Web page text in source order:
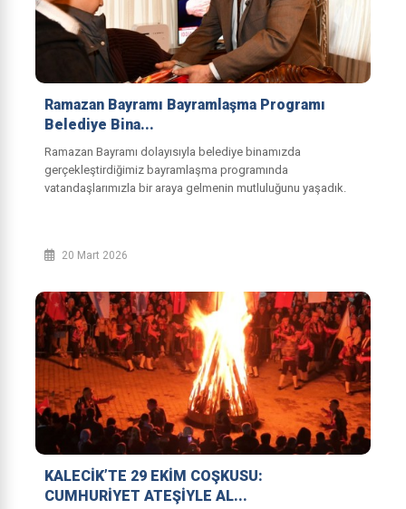
Ramazan Bayramı Bayramlaşma Programı
Belediye Bina...
Ramazan Bayramı dolayısıyla belediye binamızda
gerçekleştirdiğimiz bayramlaşma programında
vatandaşlarımızla bir araya gelmenin mutluluğunu yaşadık.
20 Mart 2026
KALECİK’TE 29 EKİM COŞKUSU:
CUMHURİYET ATEŞİYLE AL...